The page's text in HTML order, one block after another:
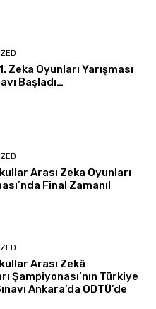
Zeka Oyunları Yarışması
Başladı…
Arası Zeka Oyunları
Final Zamanı!
Arası Zekâ
Şampiyonası’nın Türkiye
Ankara’da ODTÜ’de